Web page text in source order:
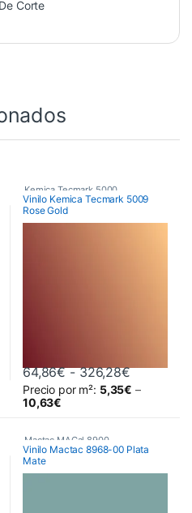
Corte
de precios: desde 64,86€
variantes. Las opciones se
Kemica Tecmark 5000
Poliméricos
Vinilo Kemica Tecmark 5009
Rose Gold
64,86€ - 326,28€Rango
Precio por m²: 5,35€ –
10,63€
Este producto tiene múltiples
Mactac MACal 8900
Monoméricos
Vinilo Mactac 8968-00 Plata
Mate